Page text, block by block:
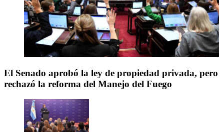
El Senado aprobó la ley de propiedad privada, pero
rechazó la reforma del Manejo del Fuego